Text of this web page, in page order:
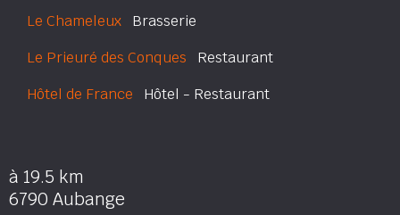
Le Chameleux Brasserie
Le Prieuré des Conques Restaurant
Hôtel de France Hôtel - Restaurant
à 19.5 km
6790 Aubange